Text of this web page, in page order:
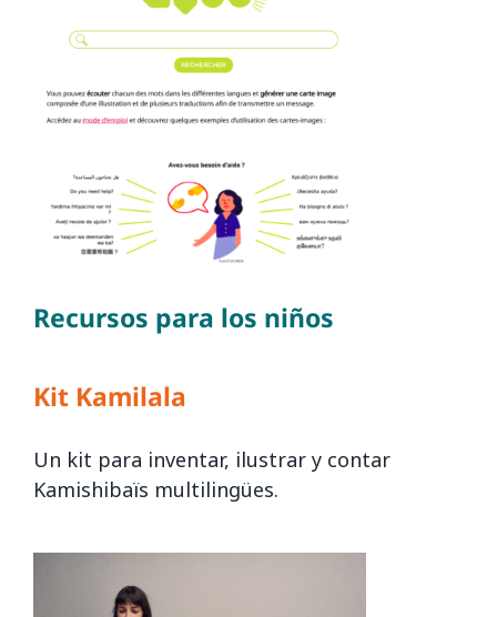
Recursos para los niños
Kit Kamilala
Un kit para inventar, ilustrar y contar
Kamishibaïs multilingües.